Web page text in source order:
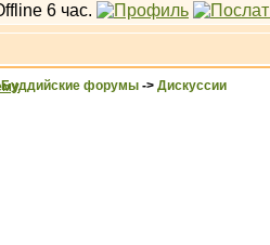
Буддийские форумы -> Дискуссии